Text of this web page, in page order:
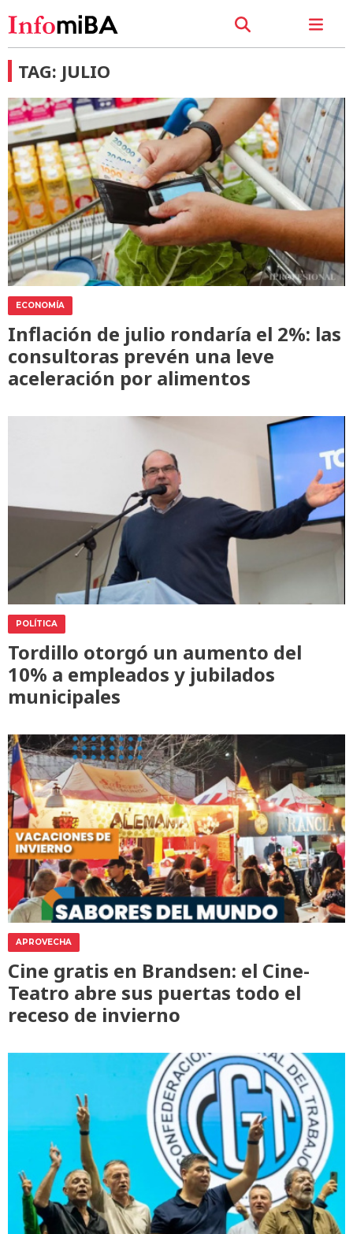
TAG: JULIO
ECONOMÍA
Inflación de julio rondaría el 2%: las
consultoras prevén una leve
aceleración por alimentos
POLÍTICA
Tordillo otorgó un aumento del
10% a empleados y jubilados
municipales
APROVECHA
Cine gratis en Brandsen: el Cine-
Teatro abre sus puertas todo el
receso de invierno